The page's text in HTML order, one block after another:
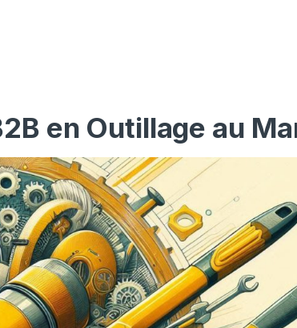
en Outillage au